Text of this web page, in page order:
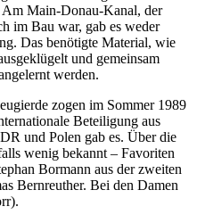
Am Main-Donau-Kanal, der
im Bau war, gab es weder
Das benötigte Material, wie
und gemeinsam
werden.
zogen im Sommer 1989
Beteiligung aus
und Polen gab es. Über die
wenig bekannt – Favoriten
Bormann aus der zweiten
Bernreuther. Bei den Damen